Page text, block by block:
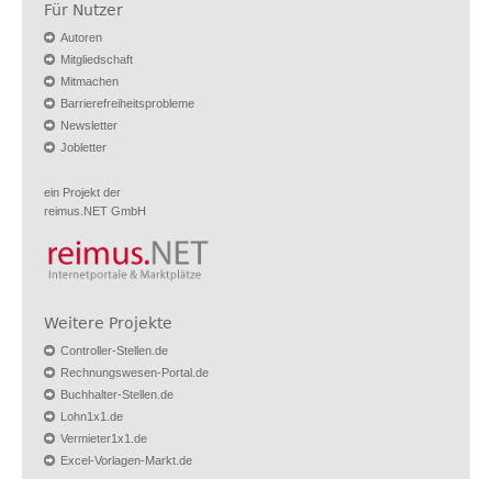
Für Nutzer
Autoren
Mitgliedschaft
Mitmachen
Barrierefreiheitsprobleme
Newsletter
Jobletter
ein Projekt der
reimus.NET GmbH
Weitere Projekte
Controller-Stellen.de
Rechnungswesen-Portal.de
Buchhalter-Stellen.de
Lohn1x1.de
Vermieter1x1.de
Excel-Vorlagen-Markt.de